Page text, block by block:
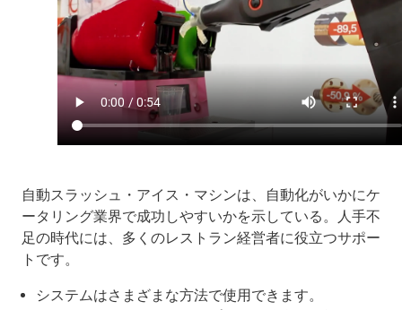
自動スラッシュ・アイス・マシンは、自動化がいかにケ
ータリング業界で成功しやすいかを示している。人手不
足の時代には、多くのレストラン経営者に役立つサポー
トです。
システムはさまざまな方法で使用できます。